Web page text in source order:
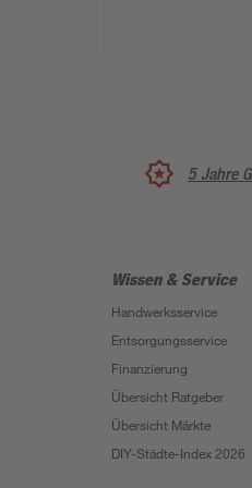
5 Jahre
Wissen & Service
Handwerksservice
Entsorgungsservice
Finanzierung
Übersicht Ratgeber
Übersicht Märkte
DIY-Städte-Index 2026